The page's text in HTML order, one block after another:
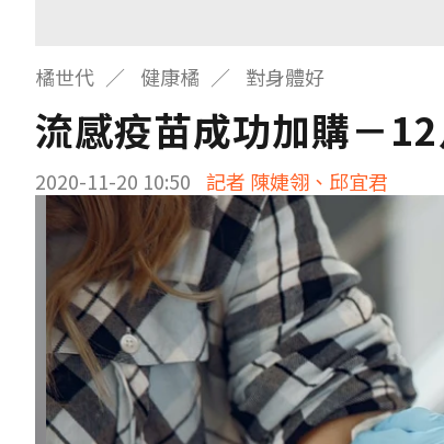
橘世代 健康橘 對身體好
流感疫苗成功加購－
2020-11-20 10:50 記者 陳婕翎、邱宜君